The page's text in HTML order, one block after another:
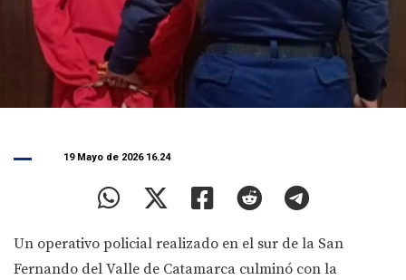
19 Mayo de 2026 16.24
Un operativo policial realizado en el sur de la San
Fernando del Valle de Catamarca culminó con la